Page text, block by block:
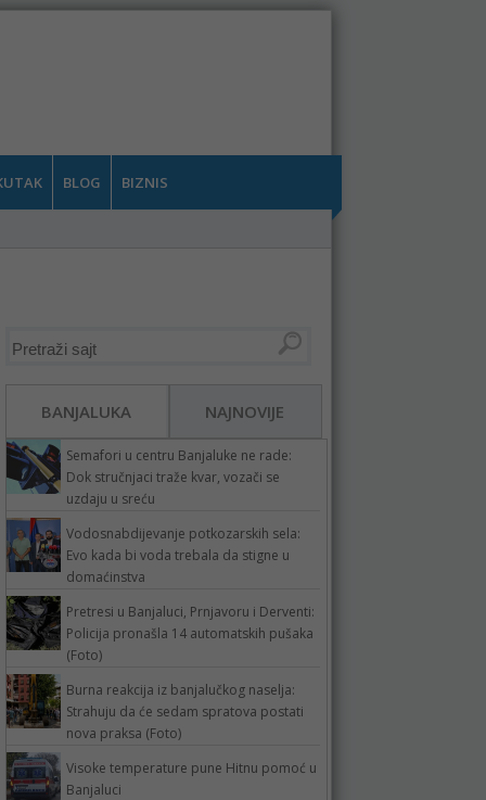
BLOG BIZNIS
BANJALUKA NAJNOVIJE
Semafori u centru Banjaluke ne rade:
Dok stručnjaci traže kvar, vozači se
uzdaju u sreću
Vodosnabdijevanje potkozarskih sela:
Evo kada bi voda trebala da stigne u
domaćinstva
Pretresi u Banjaluci, Prnjavoru i Derventi:
Policija pronašla 14 automatskih pušaka
(Foto)
Burna reakcija iz banjalučkog naselja:
Strahuju da će sedam spratova postati
nova praksa (Foto)
Visoke temperature pune Hitnu pomoć u
Banjaluci